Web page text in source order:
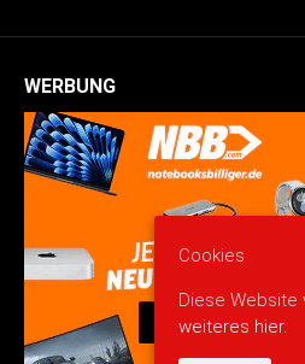
WERBUNG
Cookies
Diese Website
weiteres hier.